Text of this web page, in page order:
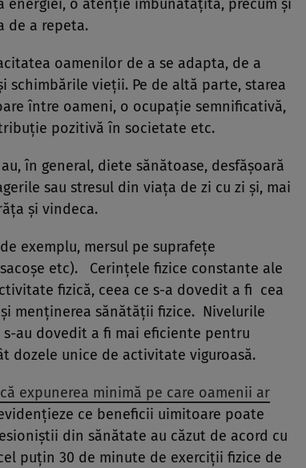
energiei, o atenție îmbunătățită, precum și
de a repeta.
oamenilor de a se adapta, de a
schimbările vieții. Pe de altă parte, starea
între oameni, o ocupație semnificativă,
pozitivă în societate etc.
în general, diete sănătoase, desfășoară
sau stresul din viața de zi cu zi și, mai
și vindeca.
exemplu, mersul pe suprafețe
etc). Cerințele fizice constante ale
fizică, ceea ce s-a dovedit a fi cea
menținerea sănătății fizice. Nivelurile
au dovedit a fi mai eficiente pentru
dozele unice de activitate viguroasă.
expunerea minimă pe care oamenii ar
ce beneficii uimitoare poate
din sănătate au căzut de acord cu
puțin 30 de minute de exerciții fizice de